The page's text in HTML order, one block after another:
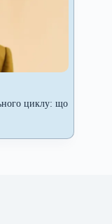
циклу: що